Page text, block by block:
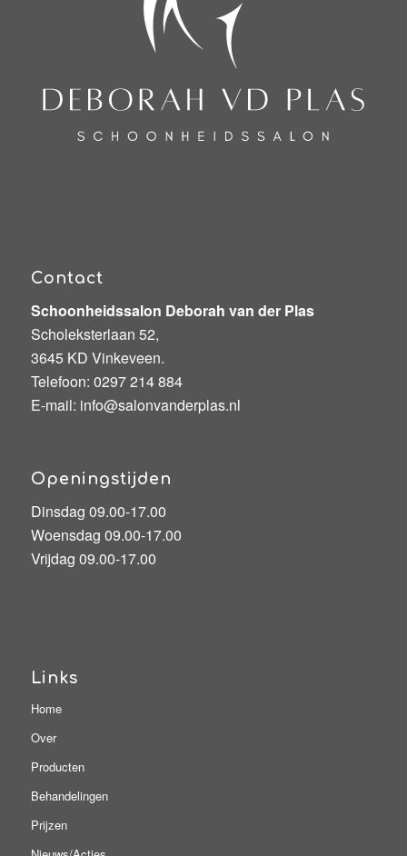
Contact
Schoonheidssalon Deborah van der Plas
Scholeksterlaan 52,
3645 KD Vinkeveen.
Telefoon: 0297 214 884
E-mail: info@salonvanderplas.nl
Openingstijden
Dinsdag 09.00-17.00
Woensdag 09.00-17.00
Vrijdag 09.00-17.00
Links
Home
Over
Producten
Behandelingen
Prijzen